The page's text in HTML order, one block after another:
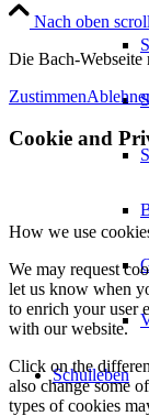
Schulleben
Nach oben
Die Bach-Webseite
Zustimmen
Cookie and
How we use
We may request
let us know when
to enrich your user
with our website.
Click on the
also change some
types of cookies